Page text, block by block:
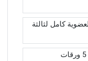
كامل لثالثة